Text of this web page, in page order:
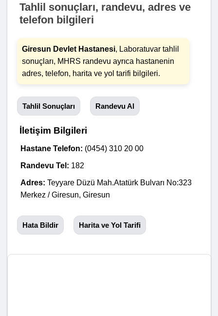
Tahlil sonuçları, randevu, adres ve
telefon bilgileri
Giresun Devlet Hastanesi, Laboratuvar tahlil
sonuçları, MHRS randevu ayrıca hastanenin
adres, telefon, harita ve yol tarifi bilgileri.
Tahlil Sonuçları Randevu Al
İletişim Bilgileri
Hastane Telefon: (0454) 310 20 00
Randevu Tel: 182
Adres:Teyyare Düzü Mah.Atatürk Bulvarı No:323
Merkez / Giresun, Giresun
Hata Bildir Harita ve Yol Tarifi